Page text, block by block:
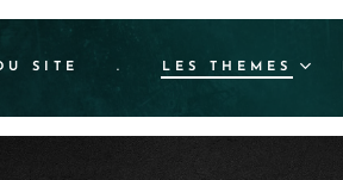
SITE . LES THEMES